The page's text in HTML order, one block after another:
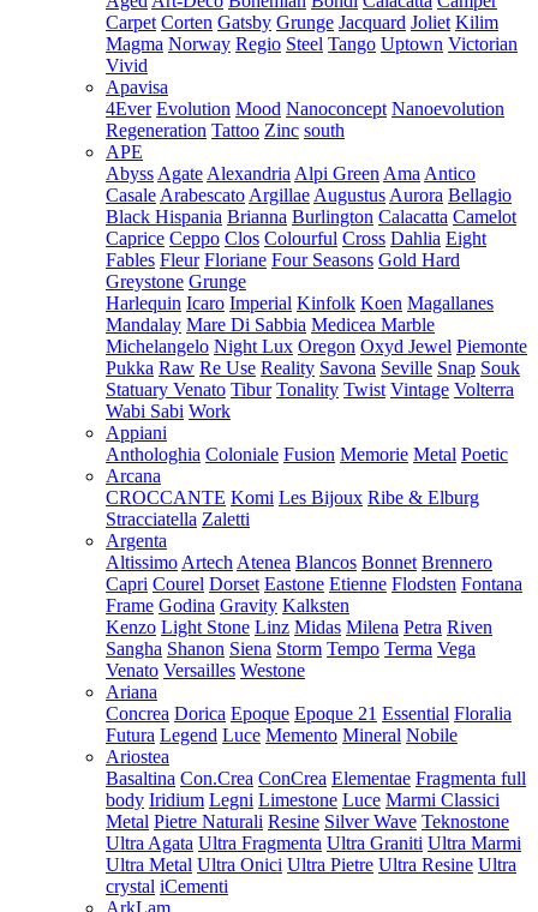
Carpet Corten Gatsby Grunge Jacquard Joliet Kilim
Magma Norway Regio Steel Tango Uptown Victorian
Vivid
Apavisa
4Ever Evolution Mood Nanoconcept Nanoevolution
Regeneration Tattoo Zinc south
APE
Abyss Agate Alexandria Alpi Green Ama Antico
Casale Arabescato Argillae Augustus Aurora Bellagio
Black Hispania Brianna Burlington Calacatta Camelot
Caprice Ceppo Clos Colourful Cross Dahlia Eight
Fables Fleur Floriane Four Seasons Gold Hard
Greystone Grunge
Harlequin Icaro Imperial Kinfolk Koen Magallanes
Mandalay Mare Di Sabbia Medicea Marble
Michelangelo Night Lux Oregon Oxyd Jewel Piemonte
Pukka Raw Re Use Reality Savona Seville Snap Souk
Statuary Venato Tibur Tonality Twist Vintage Volterra
Wabi Sabi Work
Appiani
Anthologhia Coloniale Fusion Memorie Metal Poetic
Arcana
CROCCANTE Komi Les Bijoux Ribe & Elburg
Stracciatella Zaletti
Argenta
Altissimo Artech Atenea Blancos Bonnet Brennero
Capri Courel Dorset Eastone Etienne Flodsten Fontana
Frame Godina Gravity Kalksten
Kenzo Light Stone Linz Midas Milena Petra Riven
Sangha Shanon Siena Storm Tempo Terma Vega
Venato Versailles Westone
Ariana
Concrea Dorica Epoque Epoque 21 Essential Floralia
Futura Legend Luce Memento Mineral Nobile
Ariostea
Basaltina Con.Crea ConCrea Elementae Fragmenta full
body Iridium Legni Limestone Luce Marmi Classici
Metal Pietre Naturali Resine Silver Wave Teknostone
Ultra Agata Ultra Fragmenta Ultra Graniti Ultra Marmi
Ultra Metal Ultra Onici Ultra Pietre Ultra Resine Ultra
crystal iCementi